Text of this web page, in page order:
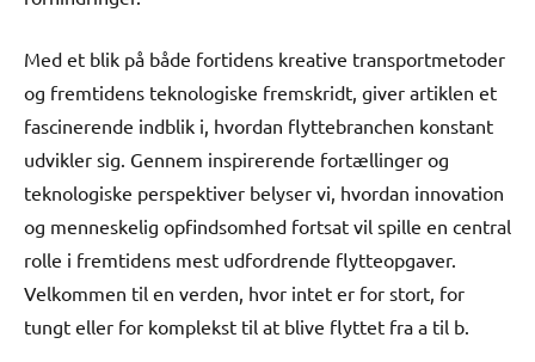
Med et blik på både fortidens kreative transportmetoder
og fremtidens teknologiske fremskridt, giver artiklen et
fascinerende indblik i, hvordan flyttebranchen konstant
udvikler sig. Gennem inspirerende fortællinger og
teknologiske perspektiver belyser vi, hvordan innovation
og menneskelig opfindsomhed fortsat vil spille en central
rolle i fremtidens mest udfordrende flytteopgaver.
Velkommen til en verden, hvor intet er for stort, for
tungt eller for komplekst til at blive flyttet fra a til b.